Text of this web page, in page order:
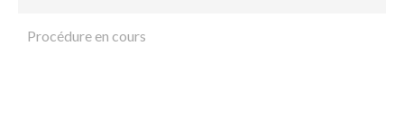
Procédure en cours